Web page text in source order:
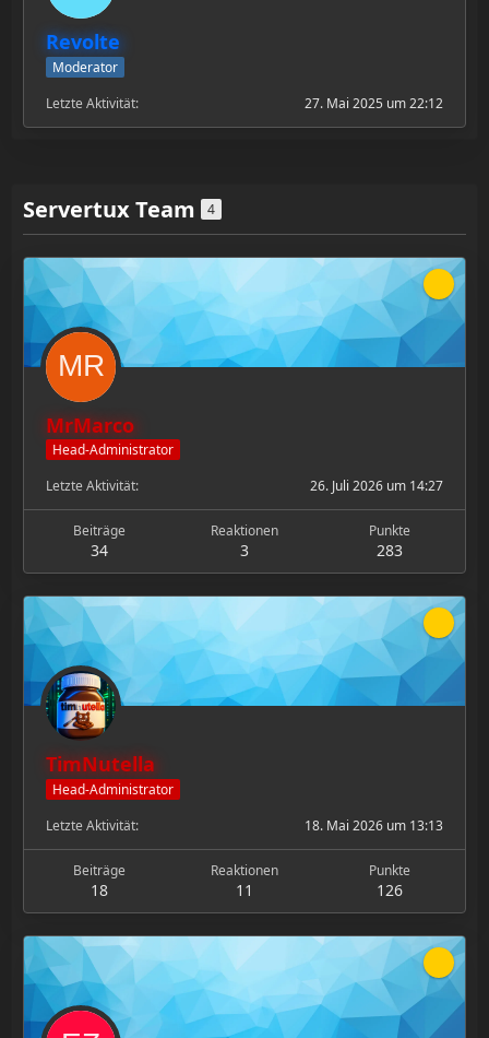
Revolte
Moderator
Letzte Aktivität
27. Mai 2025 um 22:12
Servertux Team 4
MrMarco
Head-Administrator
Letzte Aktivität
26. Juli 2026 um 14:27
Beiträge
34
Reaktionen
3
Punkte
283
TimNutella
Head-Administrator
Letzte Aktivität
18. Mai 2026 um 13:13
Beiträge
18
Reaktionen
11
Punkte
126